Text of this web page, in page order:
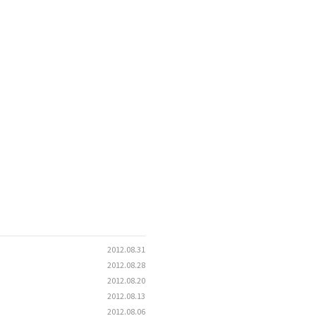
2012.08.31
2012.08.28
2012.08.20
2012.08.13
2012.08.06